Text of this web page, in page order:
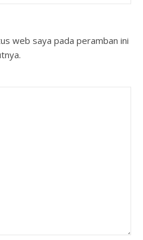
web saya pada peramban ini